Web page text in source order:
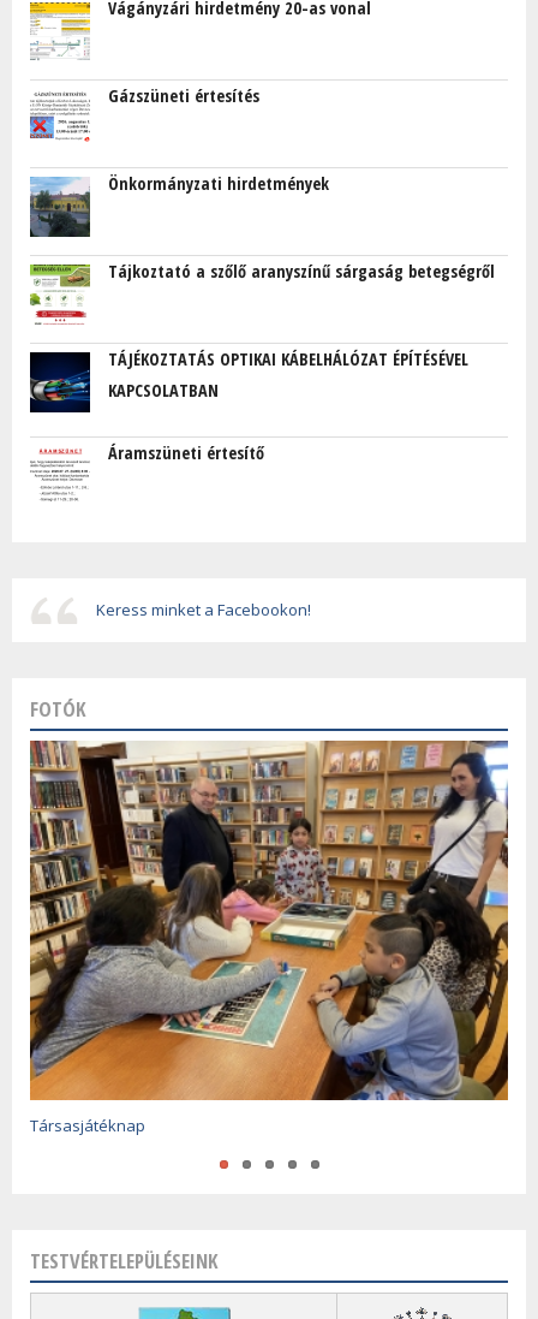
Vágányzári hirdetmény 20-as vonal
Gázszüneti értesítés
Önkormányzati hirdetmények
Tájkoztató a szőlő aranyszínű sárgaság betegségről
TÁJÉKOZTATÁS OPTIKAI KÁBELHÁLÓZAT ÉPÍTÉSÉVEL
KAPCSOLATBAN
Áramszüneti értesítő
Keress minket a Facebookon!
FOTÓK
Társasjátéknap
Szalagavató ünnepség
Farsang a zeneiskolában
A magyar kultúra napja
Óévértékelő és újévköszöntő 2025-2026
TESTVÉRTELEPÜLÉSEINK